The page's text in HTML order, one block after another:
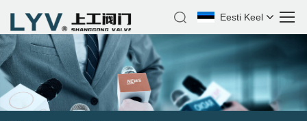
Eesti Keel